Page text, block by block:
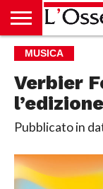
HOME
CULTURA
ECONOMIA
RUBRICHE
ARCHIVIO
PODCAST
ABBONAMENTO
CHI
ACCEDI
MUSICA
Verbier
Pubblicato in